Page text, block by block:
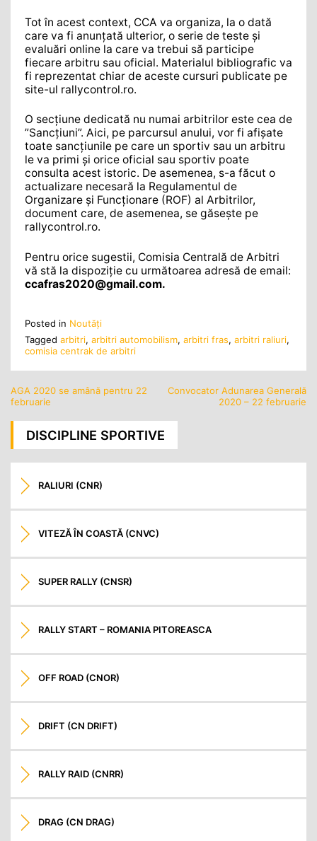
Tot în acest context, CCA va organiza, la o dată
care va fi anunțată ulterior, o serie de teste și
evaluări online la care va trebui să participe
fiecare arbitru sau oficial. Materialul bibliografic va
fi reprezentat chiar de aceste cursuri publicate pe
site-ul rallycontrol.ro.
O secțiune dedicată nu numai arbitrilor este cea de
”Sancțiuni”. Aici, pe parcursul anului, vor fi afișate
toate sancțiunile pe care un sportiv sau un arbitru
le va primi și orice oficial sau sportiv poate
consulta acest istoric. De asemenea, s-a făcut o
actualizare necesară la Regulamentul de
Organizare și Funcționare (ROF) al Arbitrilor,
document care, de asemenea, se găsește pe
rallycontrol.ro.
Pentru orice sugestii, Comisia Centrală de Arbitri
vă stă la dispoziție cu următoarea adresă de email:
ccafras2020@gmail.com.
Posted in Noutăţi
Tagged arbitri, arbitri automobilism, arbitri fras, arbitri raliuri,
comisia centrak de arbitri
Navigare
articole
AGA 2020 se amână pentru 22
februarie
Convocator Adunarea Generală
2020 – 22 februarie
DISCIPLINE SPORTIVE
RALIURI (CNR)
VITEZĂ ÎN COASTĂ (CNVC)
SUPER RALLY (CNSR)
RALLY START – ROMANIA PITOREASCA
OFF ROAD (CNOR)
DRIFT (CN DRIFT)
RALLY RAID (CNRR)
DRAG (CN DRAG)